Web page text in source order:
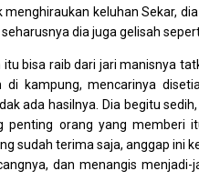
keluhan Sekar,
dia juga gelisah
bisa raib dari jari manisnya
kampung, mencarinya
ada hasilnya. Dia begitu
penting orang yang memberi
sudah terima saja, anggap ini
dan menangis